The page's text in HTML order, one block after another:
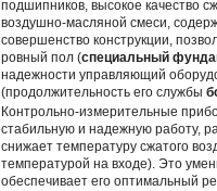
подшипников, высокое качество
воздушно-масляной смеси,
совершенство конструкции,
ровный пол (специальный
надежности управляющий
(продолжительность его службы
Контрольно-измерительные
стабильную и надежную работу,
снижает температуру сжатого
температурой на входе). Это
обеспечивает его оптимальный